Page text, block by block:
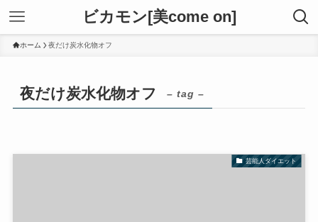
ビカモン[美come on]
ホーム 夜だけ炭水化物オフ
夜だけ炭水化物オフ – tag –
芸能人ダイエット